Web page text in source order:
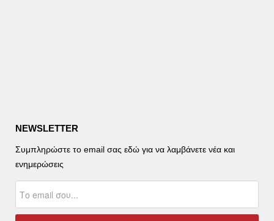
NEWSLETTER
Συμπληρώστε το email σας εδώ για να λαμβάνετε νέα και
ενημερώσεις